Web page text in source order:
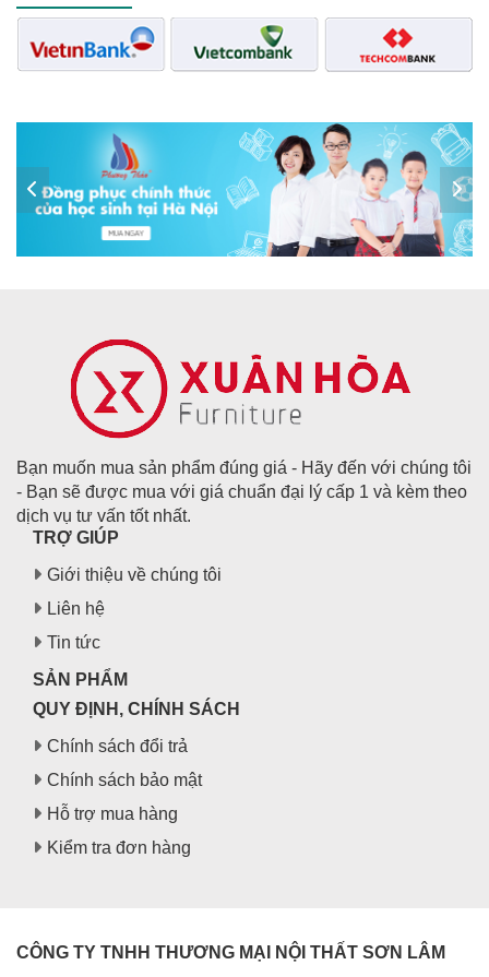
Bạn muốn mua sản phẩm đúng giá - Hãy đến với chúng tôi
- Bạn sẽ được mua với giá chuẩn đại lý cấp 1 và kèm theo
dịch vụ tư vấn tốt nhất.
TRỢ GIÚP
Giới thiệu về chúng tôi
Liên hệ
Tin tức
SẢN PHẨM
QUY ĐỊNH, CHÍNH SÁCH
Chính sách đổi trả
Chính sách bảo mật
Hỗ trợ mua hàng
Kiểm tra đơn hàng
CÔNG TY TNHH THƯƠNG MẠI NỘI THẤT SƠN LÂM